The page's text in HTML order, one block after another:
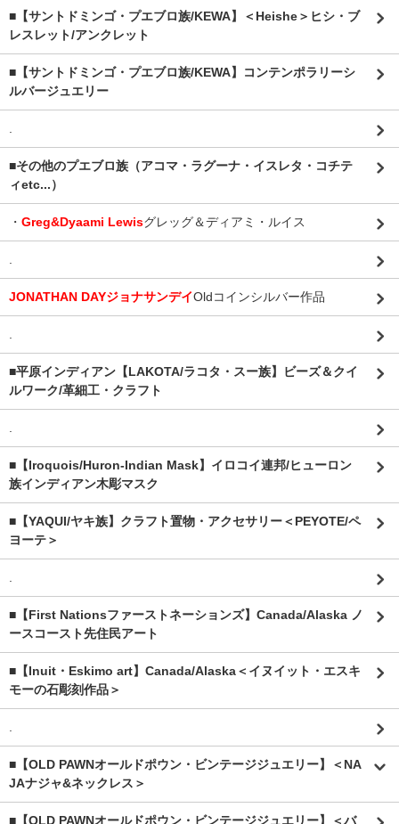
■【サントドミンゴ・プエブロ族/KEWA】＜Heishe＞ヒシ・ブ
レスレット/アンクレット
■【サントドミンゴ・プエブロ族/KEWA】コンテンポラリーシ
ルバージュエリー
■その他のプエブロ族（アコマ・ラグーナ・イスレタ・コチテ
ィetc...）
・ Greg&Dyaami Lewisグレッグ＆ディアミ・ルイス
JONATHAN DAYジョナサンデイOldコインシルバー作品
■平原インディアン【LAKOTA/ラコタ・スー族】ビーズ＆クイ
ルワーク/革細工・クラフト
■【Iroquois/Huron-Indian Mask】イロコイ連邦/ヒューロン
族インディアン木彫マスク
■【YAQUI/ヤキ族】クラフト置物・アクセサリー＜PEYOTE/ペ
ヨーテ＞
■【First Nationsファーストネーションズ】Canada/Alaska ノ
ースコースト先住民アート
■【Inuit・Eskimo art】Canada/Alaska＜イヌイット・エスキ
モーの石彫刻作品＞
■【OLD PAWNオールドポウン・ビンテージジュエリー】＜NA
JAナジャ&ネックレス＞
■【OLD PAWNオールドポウン・ビンテージジュエリー】＜バ